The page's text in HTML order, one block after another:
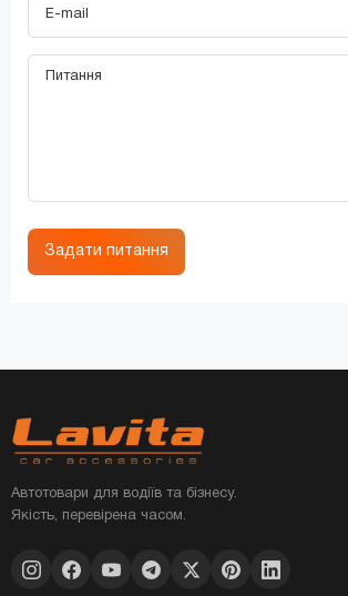
Задати питання
Автотовари для водіїв та бізнесу.
Якість, перевірена часом.